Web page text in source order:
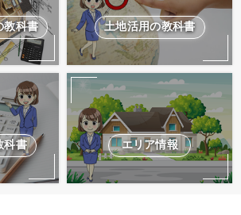
教科書 土地活用の教科書
科書 エリア情報